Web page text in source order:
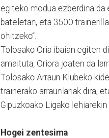
egiteko modua ezberdina
bateletan, eta 3500
ohitzeko”.
Tolosako Oria ibaian egiten
amaituta, Oriora joaten da
Tolosako Arraun Klubeko
trainerako arraunlariak dira,
Gipuzkoako Ligako
Hogei zentesima